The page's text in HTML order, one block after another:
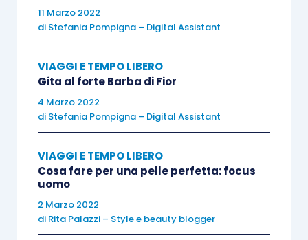
Pagine – 352
Trentaquattro discorsi pubblici pronunciati da
prima volta in volume. Di intervento in intervento
lo scrittore descrive e affronta quella che
definisce la “crisi dell’uomo”, si sforza di
restituire voce e dignità a coloro che ne sono
stati privati da mezzo secolo di rumore e rabbia.
Sono discorsi pieni di un profondo senso di
civiltà. Per Albert Camus, infatti, quella di uomo è
11 Marzo 2022
di Stefania Pompigna – Digital Assistant
VIAGGI E TEMPO LIBERO
Gita al forte Barba di Fior
4 Marzo 2022
di Stefania Pompigna – Digital Assistant
VIAGGI E TEMPO LIBERO
Cosa fare per una pelle perfetta: focus
uomo
2 Marzo 2022
di Rita Palazzi – Style e beauty blogger